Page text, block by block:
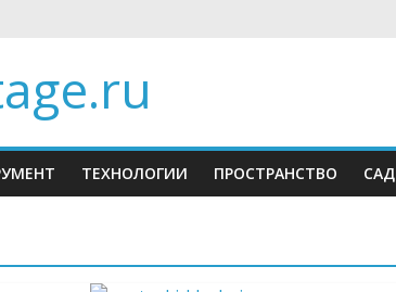
ТЕХНОЛОГИИ ПРОСТРАНСТВО САД